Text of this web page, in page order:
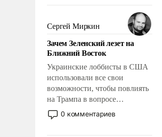
псевдонаучной фантастики,
стало всерьез обсуждаемой
идеей.
Сергей Миркин
Зачем Зеленский лезет на
Ближний Восток
Украинские лоббисты в США
использовали все свои
возможности, чтобы повлиять
на Трампа в вопросе
предоставления вооружений
своим нанимателям. Вероятно,
0 комментариев